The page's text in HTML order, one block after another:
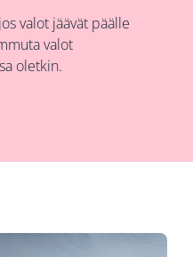
valot jäävät päälle
valot
oletkin.